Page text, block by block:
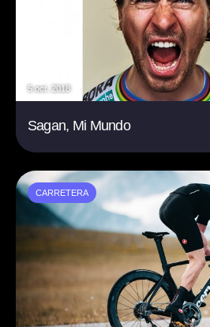
5 oct. 2018
Sagan, Mi Mundo
CARRETERA